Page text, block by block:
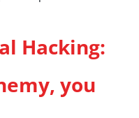
Hacking:
you